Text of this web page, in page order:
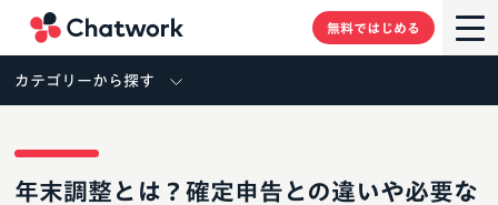
無料ではじめる
カテゴリーから探す
年末調整とは？確定申告との違いや必要な